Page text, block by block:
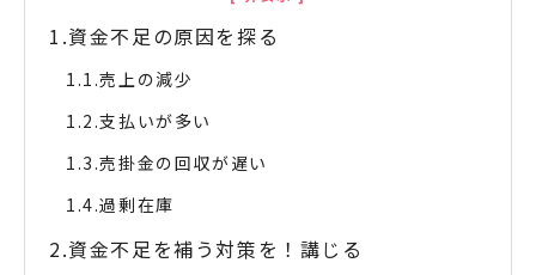
資金不足の原因を探る
売上の減少
支払いが多い
売掛金の回収が遅い
過剰在庫
資金不足を補う対策を！講じる